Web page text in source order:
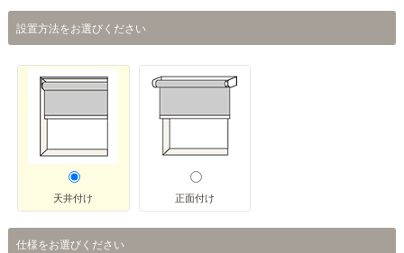
設置方法をお選びください
天井付け 正面付け
仕様をお選びください